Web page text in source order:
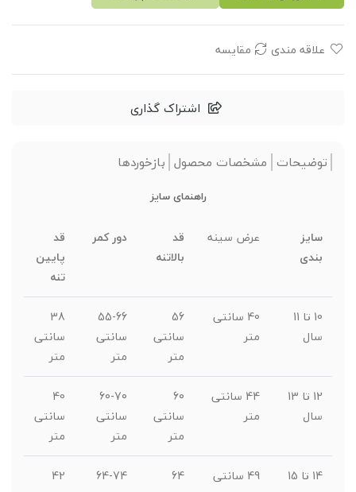
علاقه مندی مقایسه
اشتراک گذاری
توضیحات مشخصات محصول بازخوردها
راهنمای سایز
سایز
بندی
عرض سینه
قد
بالاتنه
دور کمر
قد
پایین
تنه
10 تا 11
سال
40 سانتی
متر
56
سانتی
متر
55-66
سانتی
متر
38
سانتی
متر
12 تا 13
سال
44 سانتی
متر
60
سانتی
متر
60-70
سانتی
متر
40
سانتی
متر
14 تا 15
49 سانتی
64
64-74
42